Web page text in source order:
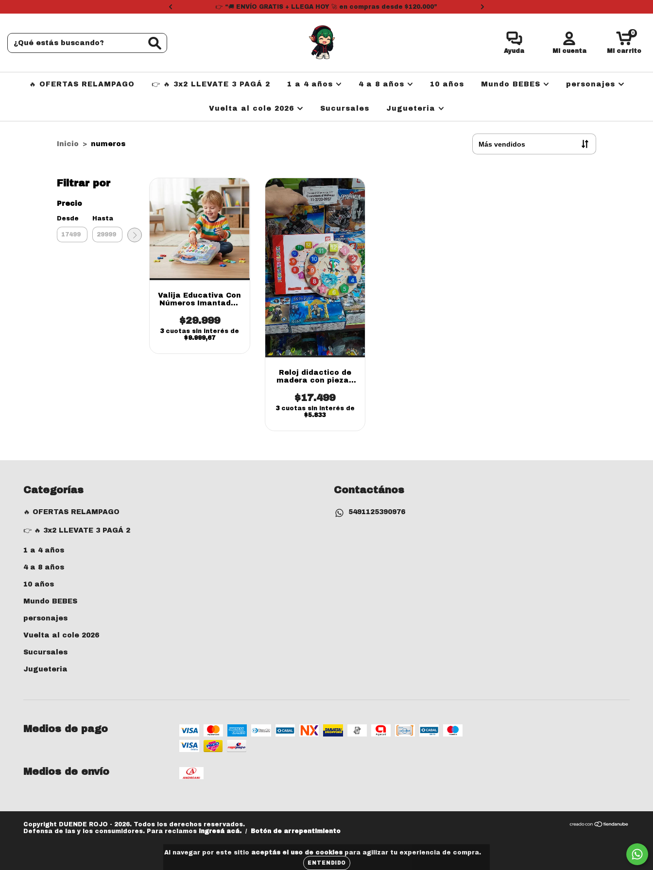
👉 “🚚 ENVÍO GRATIS + LLEGA HOY 🚀 en compras desde $120.000”
Ayuda Mi cuenta Mi carrito
0
🔥 OFERTAS RELAMPAGO 👉 🔥 3x2 LLEVATE 3 PAGÁ 2 1 a 4 años 4 a 8 años 10 años Mundo BEBES personajes
Vuelta al cole 2026 Sucursales Jugueteria
Al navegar por este sitio aceptás el uso de cookies para agilizar tu experiencia de compra.
ENTENDIDO
Inicio > numeros
Filtrar por
Precio
Desde Hasta
Valija Educativa Con
Números Imantados
Piezas Kreker
(online)
$29.999
3 cuotas sin interés de
$9.999,67
Reloj didactico de
madera con piezas
Numeros hora
$17.499
3 cuotas sin interés de
$5.833
Categorías
🔥 OFERTAS RELAMPAGO
👉 🔥 3x2 LLEVATE 3 PAGÁ 2
1 a 4 años
4 a 8 años
10 años
Mundo BEBES
personajes
Vuelta al cole 2026
Sucursales
Jugueteria
Contactános
5491125390976
Medios de pago
Medios de envío
Copyright DUENDE ROJO - 2026. Todos los derechos reservados.
Defensa de las y los consumidores. Para reclamos ingresá acá. / Botón de arrepentimiento